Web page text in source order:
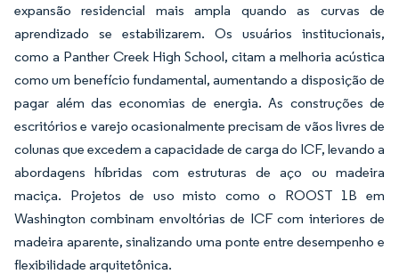
expansão residencial mais ampla quando as curvas de
aprendizado se estabilizarem. Os usuários institucionais,
como a Panther Creek High School, citam a melhoria acústica
como um benefício fundamental, aumentando a disposição de
pagar além das economias de energia. As construções de
escritórios e varejo ocasionalmente precisam de vãos livres de
colunas que excedem a capacidade de carga do ICF, levando a
abordagens híbridas com estruturas de aço ou madeira
maciça. Projetos de uso misto como o ROOST 1B em
Washington combinam envoltórias de ICF com interiores de
madeira aparente, sinalizando uma ponte entre desempenho e
flexibilidade arquitetônica.